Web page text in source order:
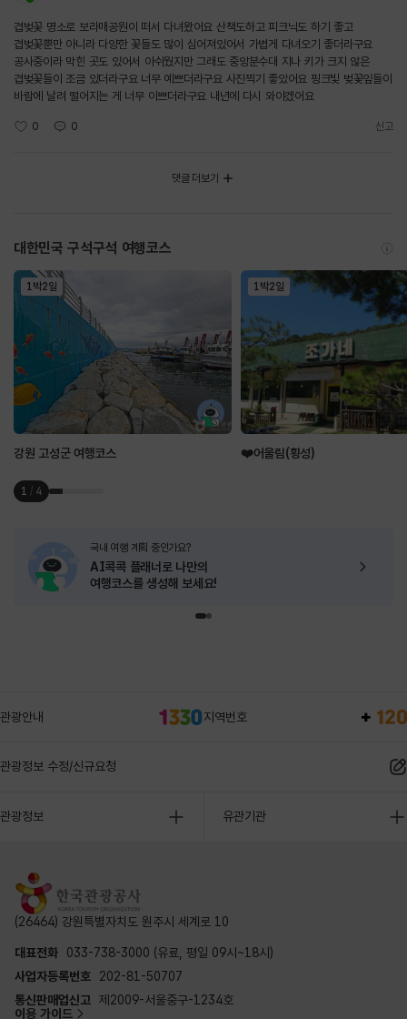
겹벚꽃 명소로 보라매공원이 떠서 다녀왔어요 산책도하고 피크닉도 하기 좋고
겹벚꽃뿐만 아니라 다양한 꽃들도 많이 심어져있어서 가볍게 다녀오기 좋더라구요
공사중이라 막힌 곳도 있어서 아쉬웠지만 그래도 중앙분수대 지나 키가 크지 않은
겹벚꽃들이 조금 있더라구요 너무 예쁘더라구요 사진찍기 좋았어요 핑크빛 벚꽃잎들이
바람에 날려 떨어지는 게 너무 이쁘더라구요 내년에 다시 와야겠어요
0 0 신고
댓글 더보기
대한민국 구석구석 여행코스
1박2일
강원 고성군 여행코스
1박2일
❤️어울림(횡성)
1 / 4
국내 여행 계획 중인가요?
AI콕콕 플래너로 나만의
여행코스를 생성해 보세요!
관광안내 지역번호
관광정보 수정/신규요청
관광정보 유관기관
(26464) 강원특별자치도 원주시 세계로 10
대표전화
033-738-3000 (유료, 평일 09시~18시)
사업자등록번호
202-81-50707
통신판매업신고 제2009-서울중구-1234호
이용 가이드